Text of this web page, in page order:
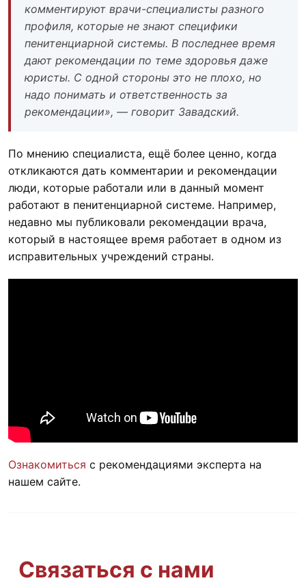
комментируют врачи-специалисты разного
профиля, которые не знают специфики
пенитенциарной системы. В последнее время
дают рекомендации по теме здоровья даже
юристы. С одной стороны это не плохо, но
надо понимать и ответственность за
рекомендации», — говорит Завадский.
По мнению специалиста, ещё более ценно, когда
откликаются дать комментарии и рекомендации
люди, которые работали или в данный момент
работают в пенитенциарной системе. Например,
недавно мы публиковали рекомендации врача,
который в настоящее время работает в одном из
исправительных учреждений страны.
Ознакомиться с рекомендациями эксперта на
нашем сайте.
Связаться с нами